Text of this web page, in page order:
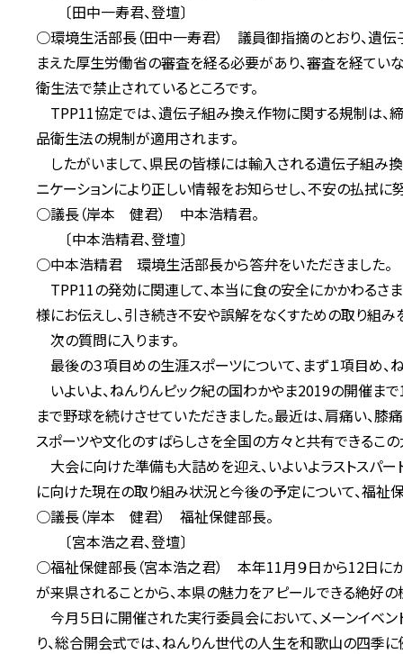
〔田中一寿君、登壇〕
○環境生活部長（田中一寿君） 議員御指摘のとおり、遺
まえた厚生労働省の審査を経る必要があり、審査を経て
衛生法で禁止されているところです。
TPP11協定では、遺伝子組み換え作物に関する規制は、
品衛生法の規制が適用されます。
したがいまして、県民の皆様には輸入される遺伝子組み
ニケーションにより正しい情報をお知らせし、不安の払拭に
○議長（岸本 健君） 中本浩精君。
〔中本浩精君、登壇〕
○中本浩精君 環境生活部長から答弁をいただきました。
TPP11の発効に関連して、本当に食の安全にかかわるさ
様にお伝えし、引き続き不安や誤解をなくすための取り組み
次の質問に入ります。
最後の３項目めの生涯スポーツについて、まず１項目め
いよいよ、ねんりんピック紀の国わかやま2019の開催ま
まで野球を続けさせていただきました。最近は、肩痛い、膝
スポーツや文化のすばらしさを全国の方々と共有できるこの
大会に向けた準備も大詰めを迎え、いよいよラストスパ
に向けた現在の取り組み状況と今後の予定について、福祉
○議長（岸本 健君） 福祉保健部長。
〔宮本浩之君、登壇〕
○福祉保健部長（宮本浩之君） 本年11月９日から12日に
が来県されることから、本県の魅力をアピールできる絶好
今月５日に開催された実行委員会において、メーンイベ
り、総合開会式では、ねんりん世代の人生を和歌山の四季